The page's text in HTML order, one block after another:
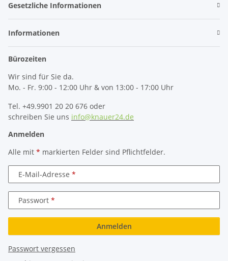
Gesetzliche Informationen
Informationen
Bürozeiten
Wir sind für Sie da.
Mo. - Fr. 9:00 - 12:00 Uhr & von 13:00 - 17:00 Uhr
Tel. +49.9901 20 20 676 oder
schreiben Sie uns info@knauer24.de
Anmelden
Alle mit * markierten Felder sind Pflichtfelder.
E-Mail-Adresse
Passwort
Anmelden
Passwort vergessen